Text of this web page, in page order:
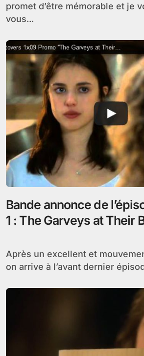
promet d’être mémorable et je
vous...
Bande annonce de
1 : The Garveys at Their
Après un excellent et mouvementé épisode 8,
on arrive à l’avant dernier